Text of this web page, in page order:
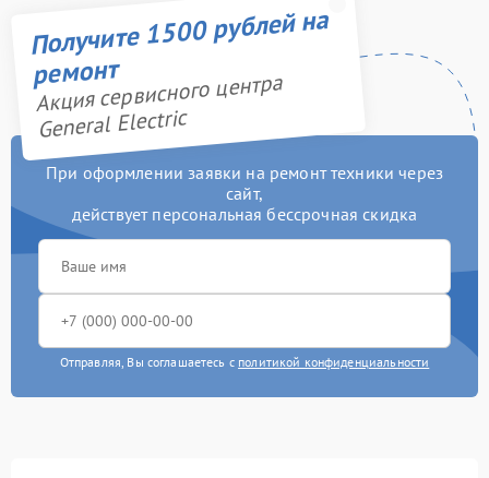
Получите 1500 рублей на
ремонт
Акция сервисного центра
General Electric
При оформлении заявки на ремонт техники через
сайт,
действует персональная бессрочная скидка
Отправляя, Вы соглашаетесь с политикой конфиденциальности